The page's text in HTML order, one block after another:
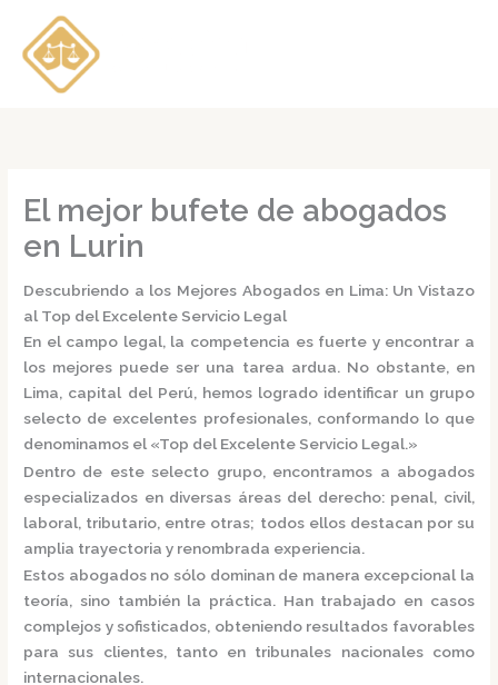
contenido
El mejor bufete de abogados
en Lurin
Descubriendo a los Mejores Abogados en Lima: Un Vistazo
al Top del Excelente Servicio Legal
En el campo legal, la competencia es fuerte y encontrar a
los mejores puede ser una tarea ardua. No obstante, en
Lima, capital del Perú, hemos logrado identificar un grupo
selecto de excelentes profesionales, conformando lo que
denominamos el «Top del Excelente Servicio Legal.»
Dentro de este selecto grupo, encontramos a abogados
especializados en diversas áreas del derecho: penal, civil,
laboral, tributario, entre otras; todos ellos destacan por su
amplia trayectoria y renombrada experiencia.
Estos abogados no sólo dominan de manera excepcional la
teoría, sino también la práctica. Han trabajado en casos
complejos y sofisticados, obteniendo resultados favorables
para sus clientes, tanto en tribunales nacionales como
internacionales.